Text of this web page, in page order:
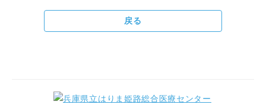
戻る